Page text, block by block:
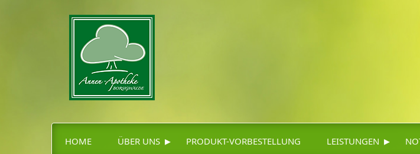
HOME ÜBER UNS ▸ PRODUKT-VORBESTELLUNG LEISTUNGEN ▸